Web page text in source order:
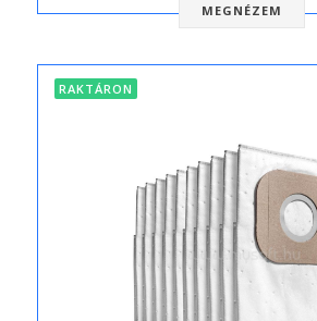
MEGNÉZEM
RAKTÁRON